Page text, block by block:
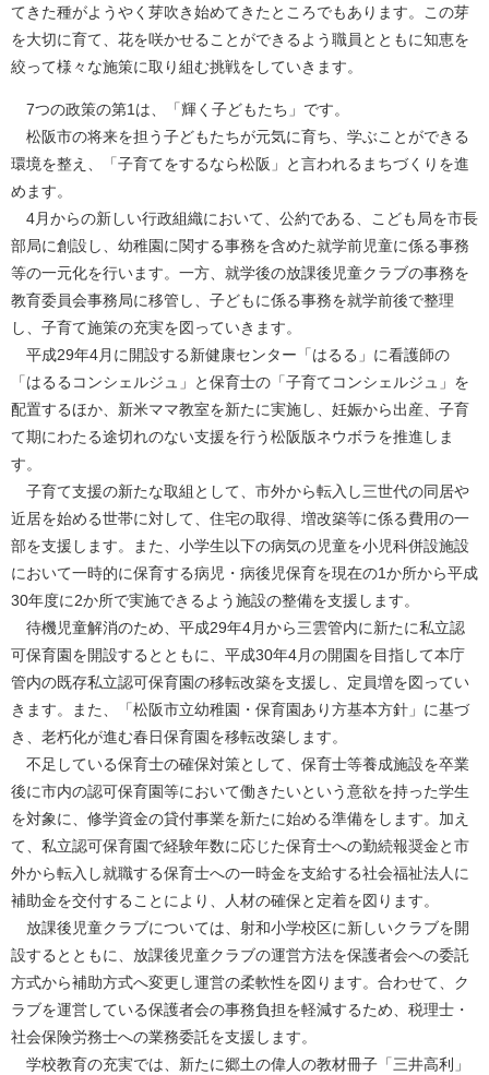
てきた種がようやく芽吹き始めてきたところでもあります。この芽
を大切に育て、花を咲かせることができるよう職員とともに知恵を
絞って様々な施策に取り組む挑戦をしていきます。
7つの政策の第1は、「輝く子どもたち」です。
松阪市の将来を担う子どもたちが元気に育ち、学ぶことができる
環境を整え、「子育てをするなら松阪」と言われるまちづくりを進
めます。
4月からの新しい行政組織において、公約である、こども局を市長
部局に創設し、幼稚園に関する事務を含めた就学前児童に係る事務
等の一元化を行います。一方、就学後の放課後児童クラブの事務を
教育委員会事務局に移管し、子どもに係る事務を就学前後で整理
し、子育て施策の充実を図っていきます。
平成29年4月に開設する新健康センター「はるる」に看護師の
「はるるコンシェルジュ」と保育士の「子育てコンシェルジュ」を
配置するほか、新米ママ教室を新たに実施し、妊娠から出産、子育
て期にわたる途切れのない支援を行う松阪版ネウボラを推進しま
す。
子育て支援の新たな取組として、市外から転入し三世代の同居や
近居を始める世帯に対して、住宅の取得、増改築等に係る費用の一
部を支援します。また、小学生以下の病気の児童を小児科併設施設
において一時的に保育する病児・病後児保育を現在の1か所から平成
30年度に2か所で実施できるよう施設の整備を支援します。
待機児童解消のため、平成29年4月から三雲管内に新たに私立認
可保育園を開設するとともに、平成30年4月の開園を目指して本庁
管内の既存私立認可保育園の移転改築を支援し、定員増を図ってい
きます。また、「松阪市立幼稚園・保育園あり方基本方針」に基づ
き、老朽化が進む春日保育園を移転改築します。
不足している保育士の確保対策として、保育士等養成施設を卒業
後に市内の認可保育園等において働きたいという意欲を持った学生
を対象に、修学資金の貸付事業を新たに始める準備をします。加え
て、私立認可保育園で経験年数に応じた保育士への勤続報奨金と市
外から転入し就職する保育士への一時金を支給する社会福祉法人に
補助金を交付することにより、人材の確保と定着を図ります。
放課後児童クラブについては、射和小学校区に新しいクラブを開
設するとともに、放課後児童クラブの運営方法を保護者会への委託
方式から補助方式へ変更し運営の柔軟性を図ります。合わせて、ク
ラブを運営している保護者会の事務負担を軽減するため、税理士・
社会保険労務士への業務委託を支援します。
学校教育の充実では、新たに郷土の偉人の教材冊子「三井高利」